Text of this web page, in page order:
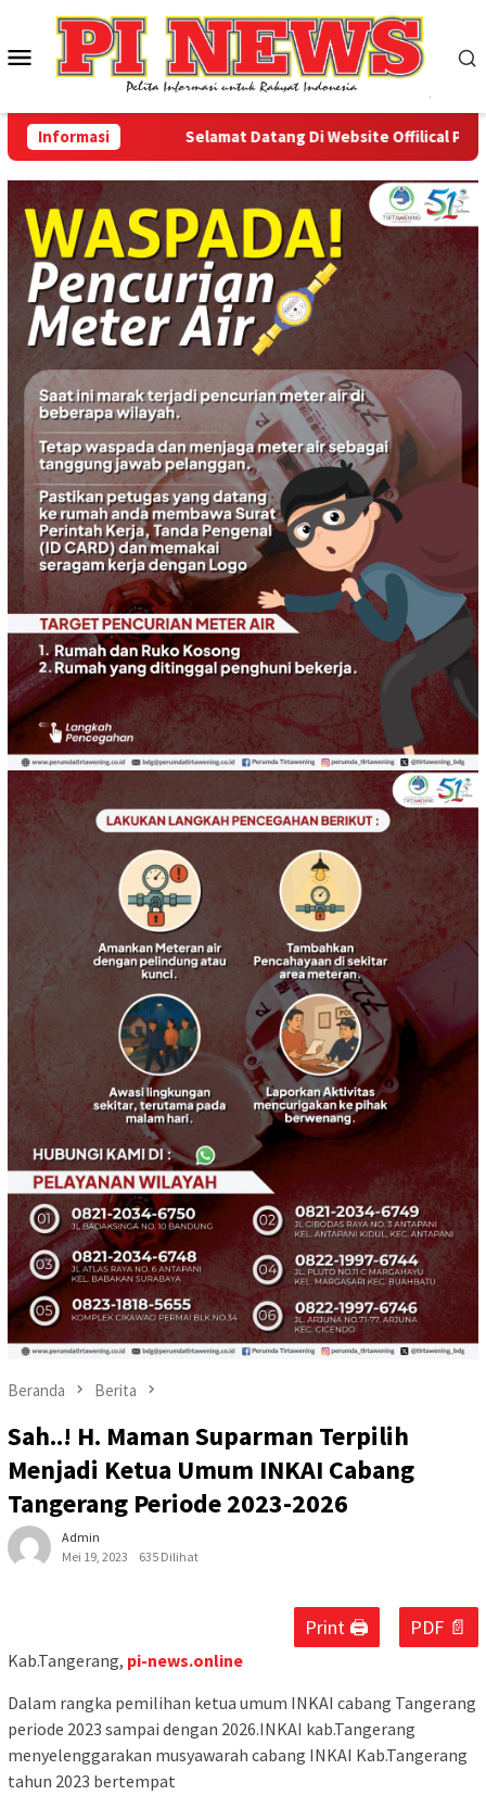
konten
Menu
Mobile
Informasi Selamat Datang Di Website Offilical PI-
Beranda Berita
Sah..! H. Maman Suparman Terpilih
Menjadi Ketua Umum INKAI Cabang
Tangerang Periode 2023-2026
Admin
Mei 19, 2023
635 Dilihat
Print 🖨 PDF 📄
Kab.Tangerang, pi-news.online
Dalam rangka pemilihan ketua umum INKAI cabang Tangerang
periode 2023 sampai dengan 2026.INKAI kab.Tangerang
menyelenggarakan musyawarah cabang INKAI Kab.Tangerang
tahun 2023 bertempat